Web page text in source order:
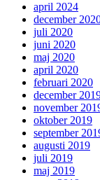
april 2024
december
juli 2020
juni 2020
maj 2020
april 2020
februari 2020
december
november
oktober 2019
september
augusti 2019
juli 2019
maj 2019